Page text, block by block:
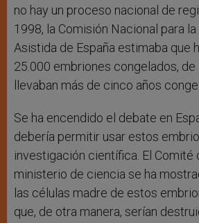
no hay un proceso nacional de
1998, la Comisión Nacional para
Asistida de España estimaba que
25.000 embriones congelados, de
llevaban más de cinco años
Se ha encendido el debate en
debería permitir usar estos
investigación científica. El Comité
ministerio de ciencia se ha
las células madre de estos
que, de otra manera, serían